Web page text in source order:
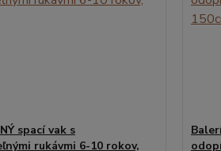
spací vak s
rukávmi 6-10 rokov,